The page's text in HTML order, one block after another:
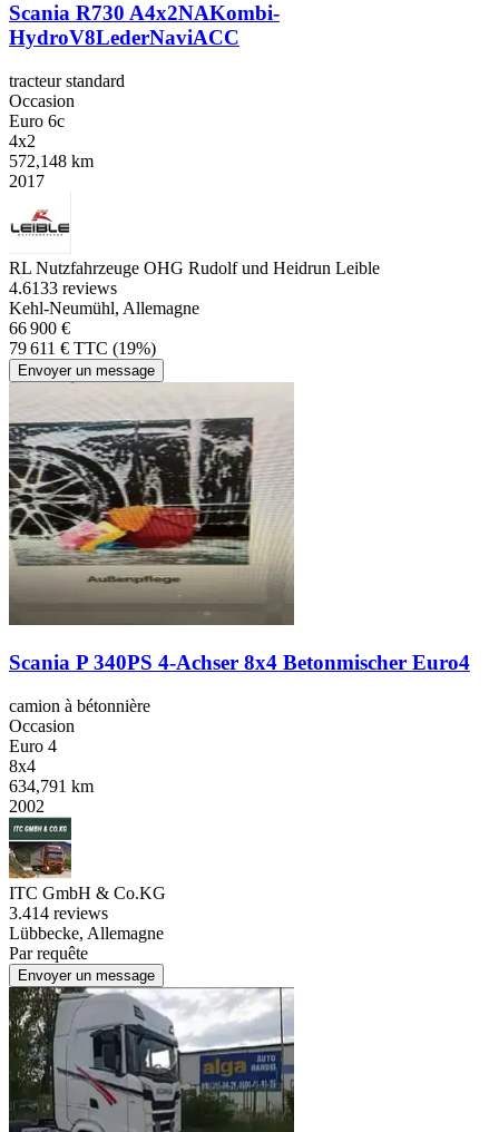
Scania R730 A4x2NAKombi-
HydroV8LederNaviACC
tracteur standard
Occasion
Euro 6c
4x2
572,148 km
2017
RL Nutzfahrzeuge OHG Rudolf und Heidrun Leible
4.6133 reviews
Kehl-Neumühl, Allemagne
66 900 €
79 611 € TTC (19%)
Envoyer un message
Scania P 340PS 4-Achser 8x4 Betonmischer Euro4
camion à bétonnière
Occasion
Euro 4
8x4
634,791 km
2002
ITC GmbH & Co.KG
3.414 reviews
Lübbecke, Allemagne
Par requête
Envoyer un message